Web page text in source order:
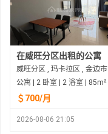
在威旺分区出租的公寓
威旺分区 , 玛卡拉区 , 金边市
公寓 | 2 卧室 | 2 浴室 | 85m²
＄700/月
2026-08-06 21:05